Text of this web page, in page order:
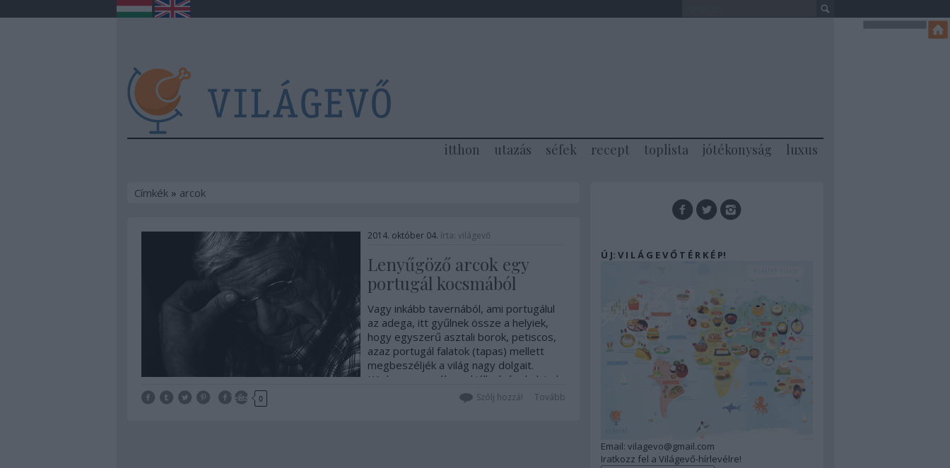
itthon utazás séfek recept toplista jótékonyság luxus
Címkék» arcok
2014. október 04. írta: világevő
Lenyűgöző arcok egy
portugál kocsmából
Vagy inkább tavernából, ami portugálul
az adega, itt gyűlnek össze a helyiek,
hogy egyszerű asztali borok, petiscos,
azaz portugál falatok (tapas) mellett
megbeszéljék a világ nagy dolgait.
Közben meg néha nekiállnak énekelni, de
szó nincs részeg danolászásról! Teljes…
Tetszik 0 Tovább
Szólj hozzá!
Ú J: V I L Á G E V Ő T É R K É P!
Email: vilagevo@gmail.com
Iratkozz fel a Világevő-hírlevélre!